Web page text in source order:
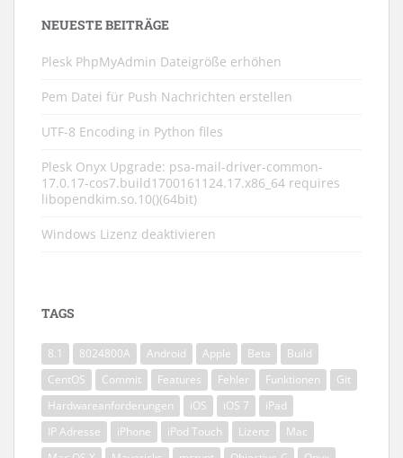
NEUESTE BEITRÄGE
Plesk PhpMyAdmin Dateigröße erhöhen
Pem Datei für Push Nachrichten erstellen
UTF-8 Encoding in Python files
Plesk Onyx Upgrade: psa-mail-driver-common-
17.0.17-cos7.build1700161124.17.x86_64 requires
libopendkim.so.10()(64bit)
Windows Lizenz deaktivieren
TAGS
8.1 8024800A Android Apple Beta
Build
CentOS
Commit Features Fehler Funktionen
Git
Hardwareanforderungen
iOS iOS 7
iPad
IP Adresse
iPhone iPod Touch Lizenz
Mac